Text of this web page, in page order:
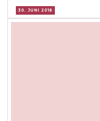
30. JUNI 2018